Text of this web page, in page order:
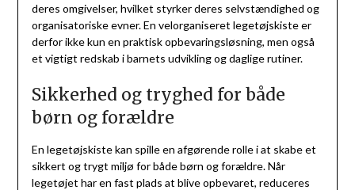
deres omgivelser, hvilket styrker deres selvstændighed og
organisatoriske evner. En velorganiseret legetøjskiste er
derfor ikke kun en praktisk opbevaringsløsning, men også
et vigtigt redskab i barnets udvikling og daglige rutiner.
Sikkerhed og tryghed for både
børn og forældre
En legetøjskiste kan spille en afgørende rolle i at skabe et
sikkert og trygt miljø for både børn og forældre. Når
legetøjet har en fast plads at blive opbevaret, reduceres